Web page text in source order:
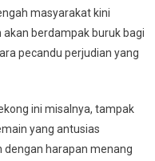
masyarakat kini
berdampak buruk bagi
pecandu perjudian yang
ini misalnya, tampak
yang antusias
dengan harapan menang